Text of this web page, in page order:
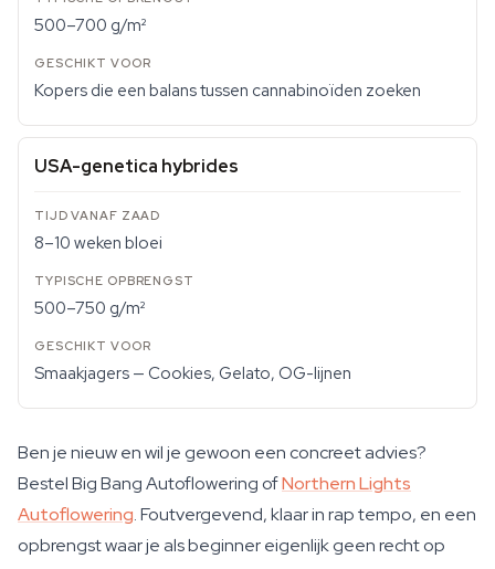
500–700 g/m²
Kopers die een balans tussen cannabinoïden zoeken
USA-genetica hybrides
8–10 weken bloei
500–750 g/m²
Smaakjagers — Cookies, Gelato, OG-lijnen
Ben je nieuw en wil je gewoon een concreet advies?
Bestel Big Bang Autoflowering ofNorthern Lights
Autoflowering. Foutvergevend, klaar in rap tempo, en een
opbrengst waar je als beginner eigenlijk geen recht op